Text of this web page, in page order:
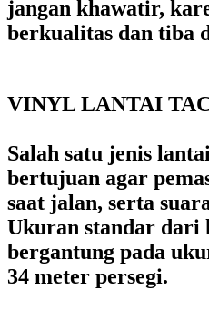
jangan khawatir,
berkualitas dan tiba
VINYL LANTAI
Salah satu jenis
bertujuan agar
saat jalan, serta
Ukuran standar dari
bergantung pada
34 meter persegi.